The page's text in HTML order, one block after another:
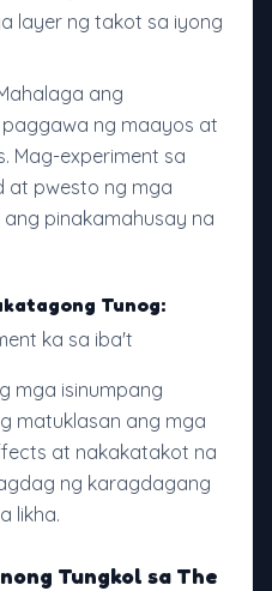
layer ng takot sa iyong
ang
ng maayos at
Mag-experiment sa
at pwesto ng mga
pinakamahusay na
Tunog:
ka sa iba't
mga isinumpang
matuklasan ang mga
at nakakatakot na
ng karagdagang
likha.
Tungkol sa The